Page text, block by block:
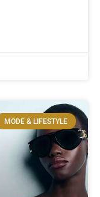
MODE & LIFESTYLE